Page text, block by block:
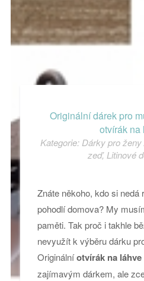
Originální dárek pro
otvírák na
Kategorie: Dárky pro
zeď, Litinové
Znáte někoho, kdo si nedá
pohodlí domova? My
paměti. Tak proč i takhle
nevyužít k výběru dárku
Originálníotvírák na láhve
zajímavým dárkem, ale